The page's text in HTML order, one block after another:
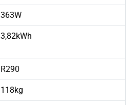
363W
3,82kWh
R290
118kg